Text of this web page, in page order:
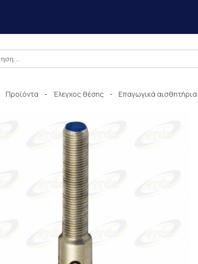
Προϊόντα - Έλεγχος θέσης - Επαγωγικά αισθητήρια